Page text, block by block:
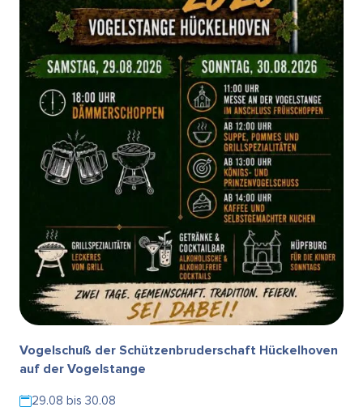
Vogelschuß der Schützenbruderschaft Hückelhoven
auf der Vogelstange
29.08 bis 30.08